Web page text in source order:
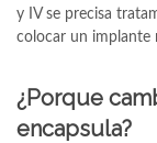
y IV se precisa
colocar un implante
¿Porque
encapsula?